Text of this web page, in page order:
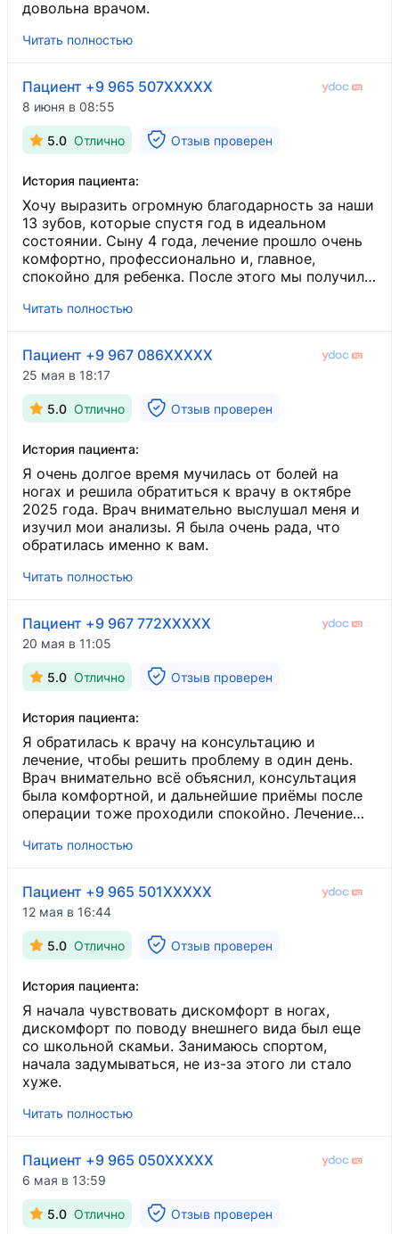
довольна врачом.
Читать полностью
Пациент +9 965 507XXXXX
8 июня в 08:55
5.0 Отлично Отзыв проверен
История пациента:
Хочу выразить огромную благодарность за наши
13 зубов, которые спустя год в идеальном
состоянии. Сыну 4 года, лечение прошло очень
комфортно, профессионально и, главное,
спокойно для ребенка. После этого мы получили
огромное, врач на самом деле любит и знает
Читать полностью
Пациент +9 967 086XXXXX
25 мая в 18:17
5.0 Отлично Отзыв проверен
История пациента:
Я очень долгое время мучилась от болей на
ногах и решила обратиться к врачу в октябре
2025 года. Врач внимательно выслушал меня и
изучил мои анализы. Я была очень рада, что
обратилась именно к вам.
Читать полностью
Пациент +9 967 772XXXXX
20 мая в 11:05
5.0 Отлично Отзыв проверен
История пациента:
Я обратилась к врачу на консультацию и
лечение, чтобы решить проблему в один день.
Врач внимательно всё объяснил, консультация
была комфортной, и дальнейшие приёмы после
операции тоже проходили спокойно. Лечение
Читать полностью
Пациент +9 965 501XXXXX
12 мая в 16:44
5.0 Отлично Отзыв проверен
История пациента:
Я начала чувствовать дискомфорт в ногах,
дискомфорт по поводу внешнего вида был еще
со школьной скамьи. Занимаюсь спортом,
начала задумываться, не из-за этого ли стало
хуже.
Читать полностью
Пациент +9 965 050XXXXX
6 мая в 13:59
5.0 Отлично Отзыв проверен